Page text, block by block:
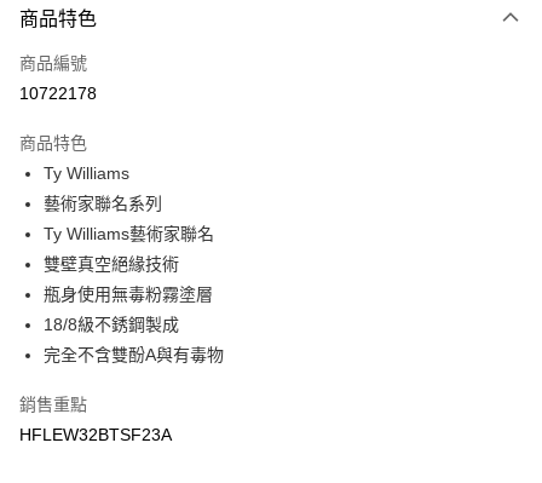
Apple Pay
悠遊付
7-11取貨(快速到店)
每筆NT$100，滿NT$1,500(含以上)免運費
宅配-本島
每筆NT$100，滿NT$1,500(含以上)免運費
商品特色
商品編號
10722178
商品特色
Ty Williams
藝術家聯名系列
Ty Williams藝術家聯名
雙壁真空絕緣技術
瓶身使用無毒粉霧塗層
18/8級不銹鋼製成
完全不含雙酚A與有毒物
銷售重點
HFLEW32BTSF23A